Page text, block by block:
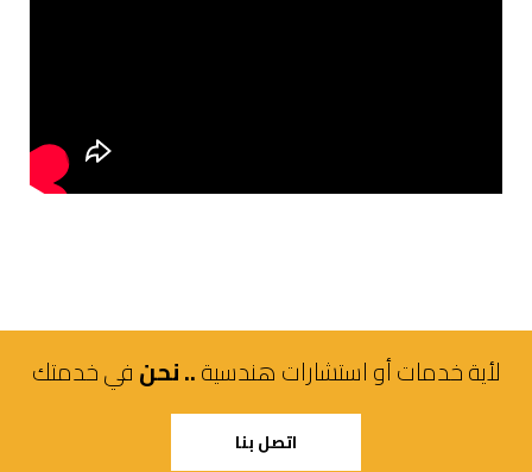
لأية خدمات أو استشارات هندسية.. نحنفي خدمتك
اتصل بنا